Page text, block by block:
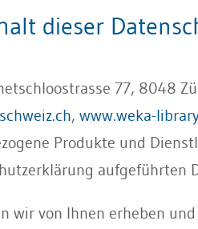
dieser
77, 8048
, www.weka-
Produkte und
aufgeführten
wir von Ihnen erheben